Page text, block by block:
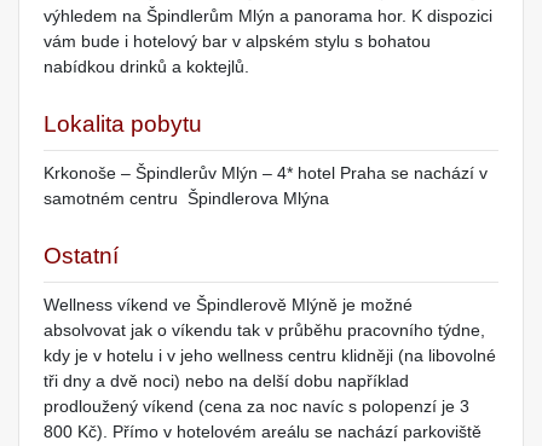
výhledem na Špindlerům Mlýn a panorama hor. K dispozici
vám bude i hotelový bar v alpském stylu s bohatou
nabídkou drinků a koktejlů.
Lokalita pobytu
Krkonoše – Špindlerův Mlýn – 4* hotel Praha se nachází v
samotném centru Špindlerova Mlýna
Ostatní
Wellness víkend ve Špindlerově Mlýně je možné
absolvovat jak o víkendu tak v průběhu pracovního týdne,
kdy je v hotelu i v jeho wellness centru klidněji (na libovolné
tři dny a dvě noci) nebo na delší dobu například
prodloužený víkend (cena za noc navíc s polopenzí je 3
800 Kč). Přímo v hotelovém areálu se nachází parkoviště